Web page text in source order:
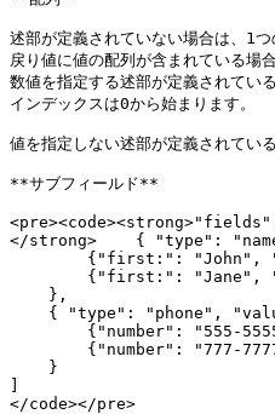
述部が定義されていない場合は、1
戻り値に値の配列が含まれている場
数値を指定する述部が定義されて
インデックスは0から始まります。
値を指定しない述部が定義されて
**サブフィールド**
</strong>    { "type":
</code></pre>